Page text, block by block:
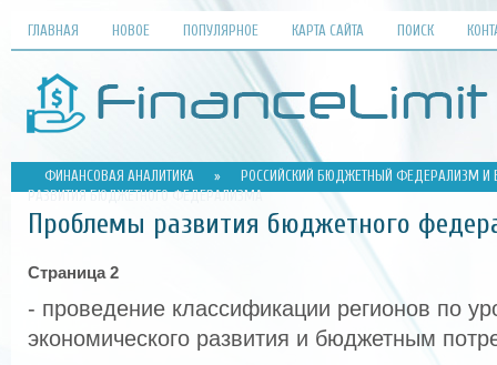
ГЛАВНАЯ НОВОЕ ПОПУЛЯРНОЕ КАРТА САЙТА ПОИСК
ФИНАНСОВАЯ АНАЛИТИКА »
РОССИЙСКИЙ БЮДЖЕТНЫЙ ФЕДЕРАЛИЗМ И
РАЗВИТИЯ БЮДЖЕТНОГО ФЕДЕРАЛИЗМА
Проблемы развития бюджетного
Страница 2
- проведение классификации регионов по
экономического развития и бюджетным